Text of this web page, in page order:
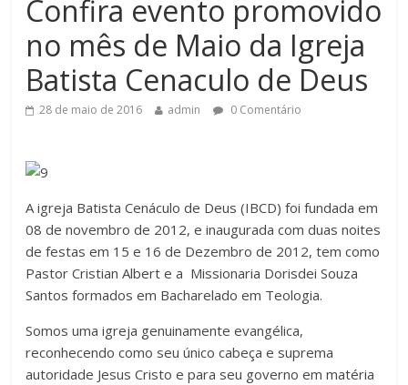
Confira evento promovido
no mês de Maio da Igreja
Batista Cenaculo de Deus
28 de maio de 2016 admin 0 Comentário
A igreja Batista Cenáculo de Deus (IBCD) foi fundada em
08 de novembro de 2012, e inaugurada com duas noites
de festas em 15 e 16 de Dezembro de 2012, tem como
Pastor Cristian Albert e a Missionaria Dorisdei Souza
Santos formados em Bacharelado em Teologia.
Somos uma igreja genuinamente evangélica,
reconhecendo como seu único cabeça e suprema
autoridade Jesus Cristo e para seu governo em matéria